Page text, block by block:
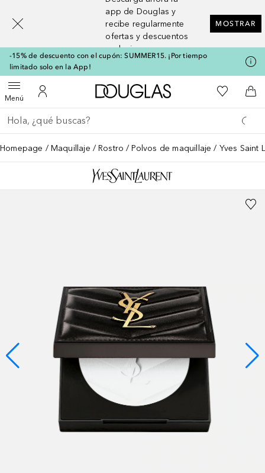
app de Douglas y
recibe regularmente
ofertas y descuentos
exclusivos
MOSTRAR
-15% de descuento con el cupón: SUMMER15. ¡Por tiempo
limitado solo en la App!
MenúAbrir menúMi cuenta
A Douglas HomeMi lista de
A
Regresar
Ejecutar búsqueda
Homepage Maquillaje Rostro Polvos de maquillaje Yves Saint
[navigation.slideout.screenreader]